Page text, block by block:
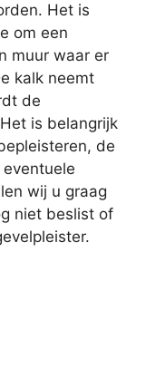
Het is
om een
muur waar er
kalk neemt
de
is belangrijk
de
wij u graag
niet beslist of